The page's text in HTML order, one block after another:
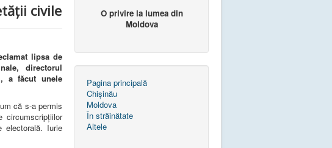
civile
lipsa de
directorul
a făcut unele
că s-a permis
circumscripțiilor
Iurie
O privire la lumea din
Moldova
Pagina principală
Chișinău
Moldova
În străinătate
Altele